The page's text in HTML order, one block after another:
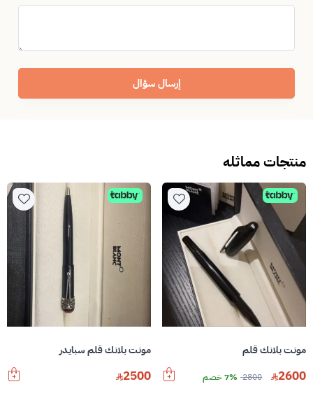
إرسال سؤال
منتجات مماثله
مونت بلانك قلم
2600
2800 7% خصم
مونت بلانك قلم سبايدر
2500